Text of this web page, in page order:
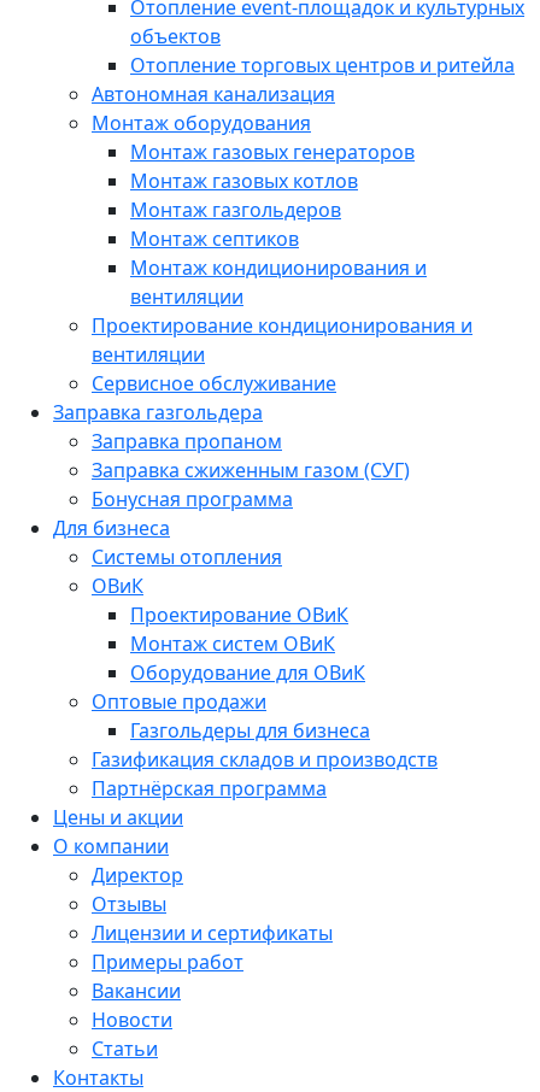
Отопление event-площадок и культурных
объектов
Отопление торговых центров и ритейла
Автономная канализация
Монтаж оборудования
Монтаж газовых генераторов
Монтаж газовых котлов
Монтаж газгольдеров
Монтаж септиков
Монтаж кондиционирования и
вентиляции
Проектирование кондиционирования и
вентиляции
Сервисное обслуживание
Заправка газгольдера
Заправка пропаном
Заправка сжиженным газом (СУГ)
Бонусная программа
Для бизнеса
Системы отопления
ОВиК
Проектирование ОВиК
Монтаж систем ОВиК
Оборудование для ОВиК
Оптовые продажи
Газгольдеры для бизнеса
Газификация складов и производств
Партнёрская программа
Цены и акции
О компании
Директор
Отзывы
Лицензии и сертификаты
Примеры работ
Вакансии
Новости
Статьи
Контакты